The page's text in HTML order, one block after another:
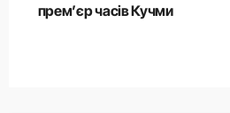
прем’єр часів Кучми